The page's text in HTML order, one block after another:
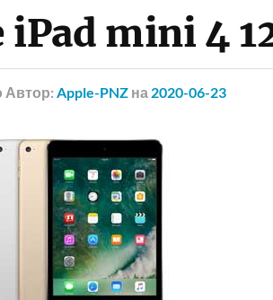
iPad mini 4
Автор: Apple-PNZ на 2020-06-23